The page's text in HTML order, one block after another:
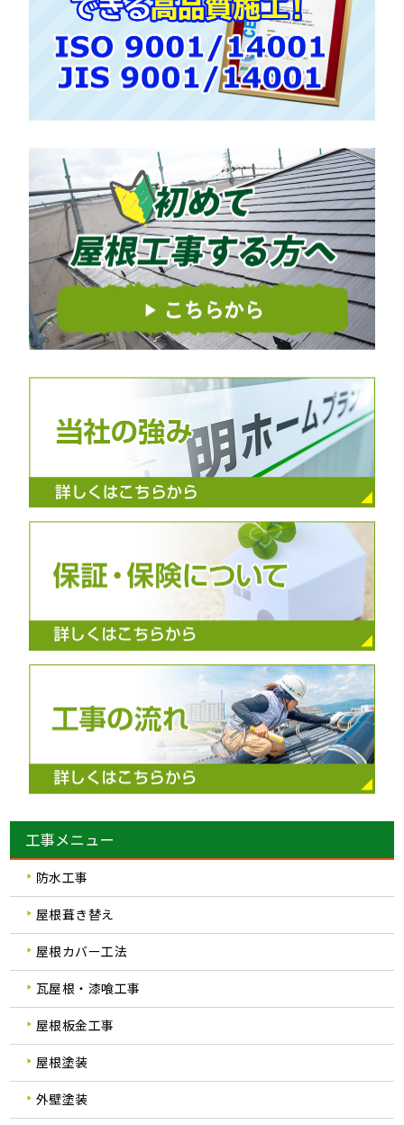
工事メニュー
防水工事
屋根葺き替え
屋根カバー工法
瓦屋根・漆喰工事
屋根板金工事
屋根塗装
外壁塗装